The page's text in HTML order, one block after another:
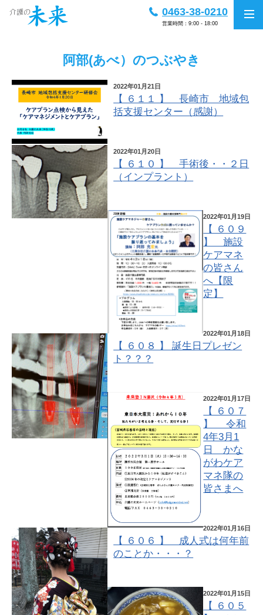
0463-38-0210
営業時間：9:00 - 18:00
阿部(あべ）のつぶやき
2022年01月21日
【 ６１１ 】 長崎市 地域包
括支援センター（感謝）
2022年01月20日
【 ６１０ 】 手術後・・２日
（インプラント）
2022年01月19日
【 ６０９
】 施設
ケアマネ
の皆さん
へ【限
定】
2022年01月18日
【 ６０８ 】 誕生日プレゼン
ト？？？
2022年01月17日
【 ６０７
】 令和
4年3月1
日 かな
がわケア
マネ隊の
皆さまへ
2022年01月16日
【 ６０６ 】 成人式は何年前
のことか・・・？
2022年01月15日
【 ６０５